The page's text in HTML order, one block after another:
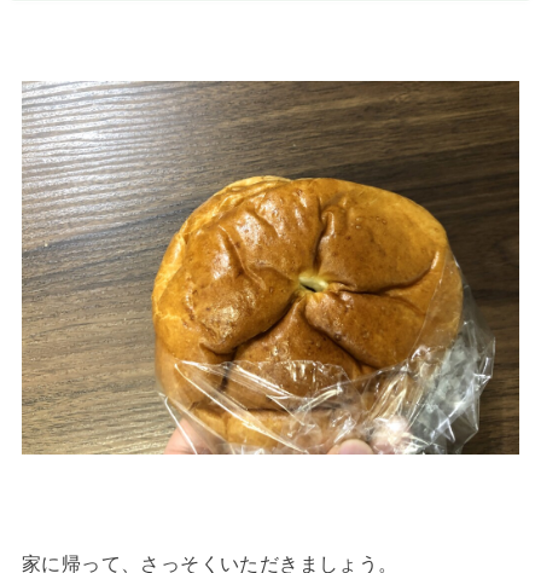
家に帰って、さっそくいただきましょう。